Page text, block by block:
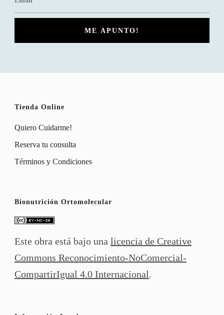
Tienda Online
Quiero Cuidarme!
Reserva tu consulta
Términos y Condiciones
Bionutrición Ortomolecular
Este obra está bajo una licencia de Creative
Commons Reconocimiento-NoComercial-
CompartirIgual 4.0 Internacional.